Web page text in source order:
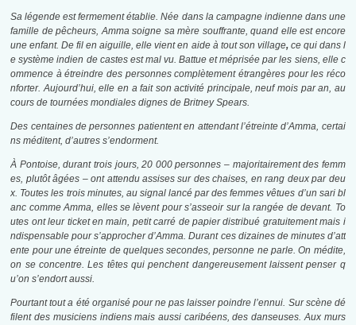
Sa légende est fermement établie. Née dans la campagne indienne dans une
famille de pêcheurs, Amma soigne sa mère souffrante, quand elle est encore
une enfant. De fil en aiguille, elle vient en aide à tout son village,ce qui dans l
e système indien de castes est mal vu. Battue et méprisée par les siens, elle c
ommence à étreindre des personnes complètement étrangères pour les réco
nforter. Aujourd’hui, elle en a fait son activité principale, neuf mois par an, au
cours de tournées mondiales dignes de Britney Spears.
Des centaines de personnes patientent en attendant l’étreinte d’Amma, certai
ns méditent, d’autres s’endorment.
À Pontoise, durant trois jours, 20 000 personnes – majoritairement des femm
es, plutôt âgées – ont attendu assises sur des chaises, en rang deux par deu
x. Toutes les trois minutes, au signal lancé par des femmes vêtues d’un sari bl
anc comme Amma, elles se lèvent pour s’asseoir sur la rangée de devant. To
utes ont leur ticket en main, petit carré de papier distribué gratuitement mais i
ndispensable pour s’approcher d’Amma. Durant ces dizaines de minutes d’att
ente pour une étreinte de quelques secondes, personne ne parle. On médite,
on se concentre. Les têtes qui penchent dangereusement laissent penser q
u’on s’endort aussi.
Pourtant tout a été organisé pour ne pas laisser poindre l’ennui. Sur scène dé
filent des musiciens indiens mais aussi caribéens, des danseuses. Aux murs